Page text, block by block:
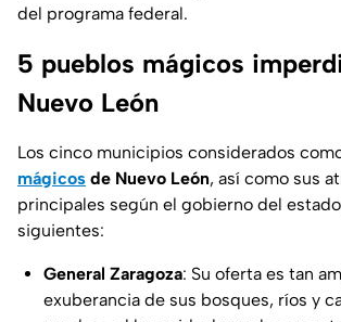
del programa federal.
5 pueblos mágicos
Nuevo León
Los cinco municipios considerados
mágicos de Nuevo León, así como sus
principales según el gobierno del
siguientes:
General Zaragoza: Su oferta es tan
exuberancia de sus bosques, ríos y